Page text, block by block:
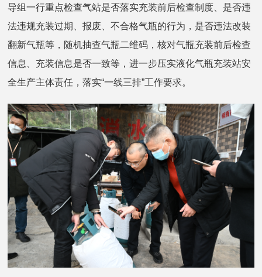
导组一行重点检查气站是否落实充装前后检查制度、是否违
法违规充装过期、报废、不合格气瓶的行为，是否违法改装
翻新气瓶等，随机抽查气瓶二维码，核对气瓶充装前后检查
信息、充装信息是否一致等，进一步压实液化气瓶充装站安
全生产主体责任，落实“一线三排”工作要求。